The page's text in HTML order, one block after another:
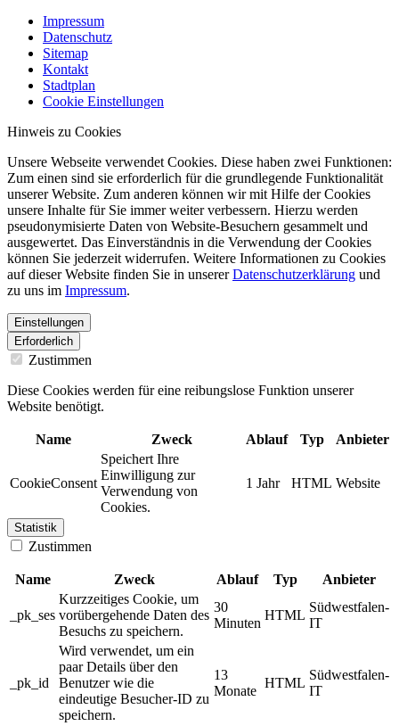
Impressum
Datenschutz
Sitemap
Kontakt
Stadtplan
Cookie Einstellungen
Hinweis zu Cookies
Unsere Webseite verwendet Cookies. Diese haben zwei Funktionen:
Zum einen sind sie erforderlich für die grundlegende Funktionalität
unserer Website. Zum anderen können wir mit Hilfe der Cookies
unsere Inhalte für Sie immer weiter verbessern. Hierzu werden
pseudonymisierte Daten von Website-Besuchern gesammelt und
ausgewertet. Das Einverständnis in die Verwendung der Cookies
können Sie jederzeit widerrufen. Weitere Informationen zu Cookies
auf dieser Website finden Sie in unsererDatenschutzerklärung und
zu uns im Impressum.
Einstellungen
Erforderlich
Zustimmen
Diese Cookies werden für eine reibungslose Funktion unserer
Website benötigt.
Name Zweck Ablauf Typ Anbieter
CookieConsent
Speichert Ihre
Einwilligung zur
Verwendung von
Cookies.
1 Jahr HTML Website
Statistik
Zustimmen
Name Zweck Ablauf Typ Anbieter
_pk_ses
Kurzzeitiges Cookie, um
vorübergehende Daten des
Besuchs zu speichern.
30
Minuten
HTML
Südwestfalen-
IT
_pk_id
Wird verwendet, um ein
paar Details über den
Benutzer wie die
eindeutige Besucher-ID zu
speichern.
13
Monate
HTML
Südwestfalen-
IT